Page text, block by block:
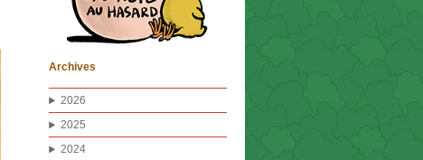
Archives
2026
2025
2024